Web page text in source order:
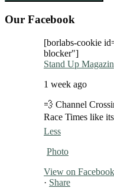
Our Facebook
[borlabs-cookie
blocker"]
Stand Up Magazin
1 week ago
💨 Channel
Race Times like
Less
Photo
View on Facebook
· Share